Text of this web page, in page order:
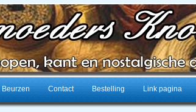
Beurzen Contact Bestelling Link pagina